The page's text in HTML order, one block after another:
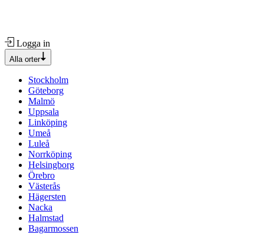
Logga in
Alla orter
Stockholm
Göteborg
Malmö
Uppsala
Linköping
Umeå
Luleå
Norrköping
Helsingborg
Örebro
Västerås
Hägersten
Nacka
Halmstad
Bagarmossen